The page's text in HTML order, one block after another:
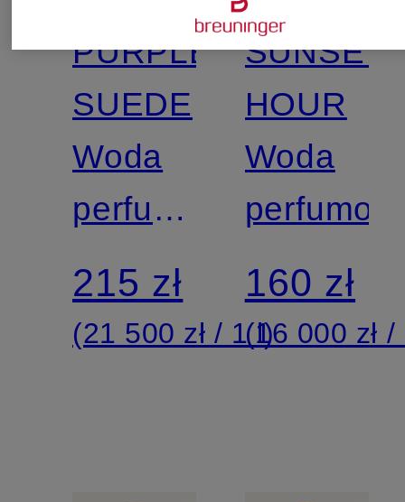
PURPLE
SUEDE
Woda
perfumowana
–
wersja
215 zł
(21 500 zł / 1 l)
BANKS
SUNSET
HOUR
Woda
160 zł
(16 000 zł /